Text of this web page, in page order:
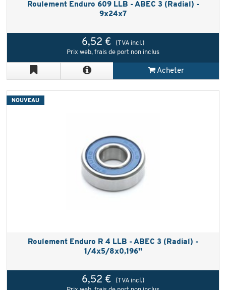
Roulement Enduro 609 LLB - ABEC 3 (Radial) -
9x24x7
6,52 €
(TVA incl.)
Prix web, frais de port non inclus
Acheter
Roulement Enduro R 4 LLB - ABEC 3 (Radial) -
1/4x5/8x0,196''
6,52 €
(TVA incl.)
NOUVEAU